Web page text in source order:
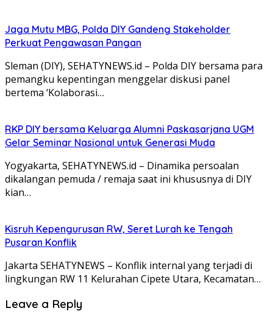
Jaga Mutu MBG, Polda DIY Gandeng Stakeholder
Perkuat Pengawasan Pangan
Sleman (DIY), SEHATYNEWS.id – Polda DIY bersama para
pemangku kepentingan menggelar diskusi panel
bertema ‘Kolaborasi…
RKP DIY bersama Keluarga Alumni Paskasarjana UGM
Gelar Seminar Nasional untuk Generasi Muda
Yogyakarta, SEHATYNEWS.id – Dinamika persoalan
dikalangan pemuda / remaja saat ini khususnya di DIY
kian…
Kisruh Kepengurusan RW, Seret Lurah ke Tengah
Pusaran Konflik
Jakarta SEHATYNEWS – Konflik internal yang terjadi di
lingkungan RW 11 Kelurahan Cipete Utara, Kecamatan…
Leave a Reply